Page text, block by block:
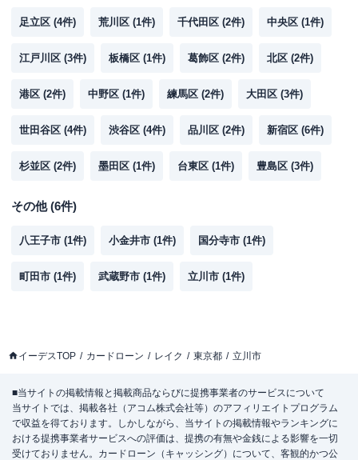
足立区 (4件) 荒川区 (1件) 千代田区 (2件) 中央区 (1件)
江戸川区 (3件) 板橋区 (1件) 葛飾区 (2件) 北区 (2件)
港区 (2件) 中野区 (1件) 練馬区 (2件) 大田区 (3件)
世田谷区 (4件) 渋谷区 (4件) 品川区 (2件) 新宿区 (6件)
杉並区 (2件) 墨田区 (1件) 台東区 (1件) 豊島区 (3件)
その他(6件)
八王子市 (1件) 小金井市 (1件) 国分寺市 (1件)
町田市 (1件) 武蔵野市 (1件) 立川市 (1件)
イーデスTOP カードローン レイク 東京都 立川市
■当サイトの掲載情報と掲載商品ならびに提携事業者のサービスについて
当サイトでは、掲載各社（アコム株式会社等）のアフィリエイトプログラム
で収益を得ております。しかしながら、当サイトの掲載情報やランキングに
おける提携事業者サービスへの評価は、提携の有無や金銭による影響を一切
受けておりません。カードローン（キャッシング）について、客観的かつ公